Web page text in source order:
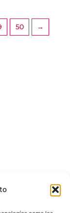
50 →